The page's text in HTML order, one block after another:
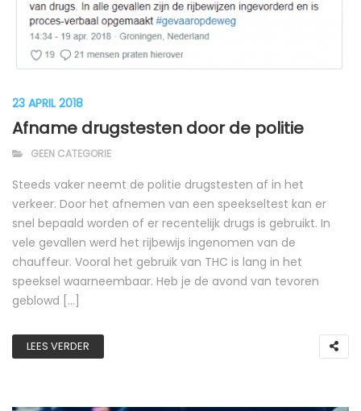
23 APRIL 2018
Afname drugstesten door de politie
GEEN CATEGORIE
Steeds vaker neemt de politie drugstesten af in het
verkeer. Door het afnemen van een speekseltest kan er
snel bepaald worden of er recentelijk drugs is gebruikt. In
vele gevallen werd het rijbewijs ingenomen van de
chauffeur. Vooral het gebruik van THC is lang in het
speeksel waarneembaar. Heb je de avond van tevoren
geblowd […]
LEES VERDER